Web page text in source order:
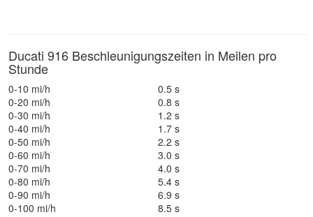
Ducati 916 Beschleunigungszeiten in Meilen pro
Stunde
0-10 mi/h
0.5 s
0-20 mi/h
0.8 s
0-30 mi/h
1.2 s
0-40 mi/h
1.7 s
0-50 mi/h
2.2 s
0-60 mi/h
3.0 s
0-70 mi/h
4.0 s
0-80 mi/h
5.4 s
0-90 mi/h
6.9 s
0-100 mi/h
8.5 s